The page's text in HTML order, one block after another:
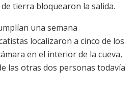
tierra bloquearon la salida.
una semana
localizaron a cinco de los
en el interior de la cueva,
las otras dos personas todavía